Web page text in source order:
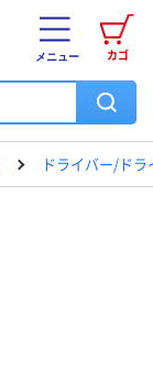
カゴ
メニュー
ドライバー/ド